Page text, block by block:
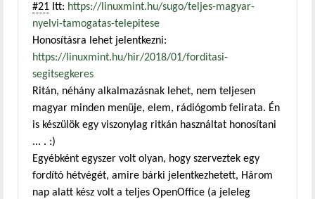
#21 Itt: https://linuxmint.hu/sugo/teljes-magyar-
nyelvi-tamogatas-telepitese
Honosításra lehet jelentkezni:
https://linuxmint.hu/hir/2018/01/forditasi-
segitsegkeres
Ritán, néhány alkalmazásnak lehet, nem teljesen
magyar minden menüje, elem, rádiógomb felirata. Én
is készülök egy viszonylag ritkán használtat honosítani
... . :)
Egyébként egyszer volt olyan, hogy szerveztek egy
fordító hétvégét, amire bárki jelentkezhetett, Három
nap alatt kész volt a teljes OpenOffice (a jeleleg